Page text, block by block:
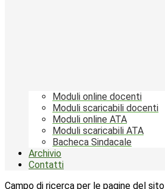
Moduli online docenti
Moduli scaricabili docenti
Moduli online ATA
Moduli scaricabili ATA
Bacheca Sindacale
Archivio
Contatti
Campo di ricerca per le pagine del sito